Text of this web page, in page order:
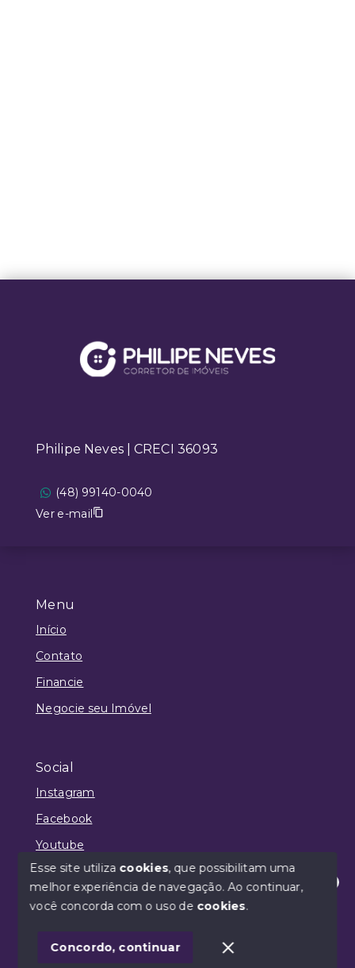
Menu
Início
Contato
Financie
Negocie seu Imóvel
Social
Instagram
Facebook
Youtube
© Copyright 2026 - Philipe Neves | CRECI 36093 -
SITE PARA IMOBILIARIA
Philipe Neves | CRECI 36093
(48) 99140-0040
Ver e-mail
Olá! Estamos disponíveis para te ajudar.
Esse site utiliza cookies, que possibilitam uma
melhor experiência de navegação.Ao continuar,
você concorda com o uso de cookies.
Concordo, continuar